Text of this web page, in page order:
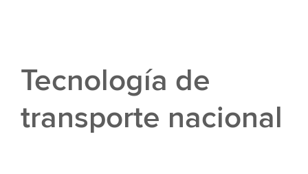
Tecnología de
transporte nacional